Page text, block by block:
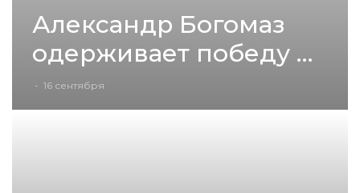
Александр Богомаз
одерживает победу на
выборах губернатора
Брянской области
- 16 сентября